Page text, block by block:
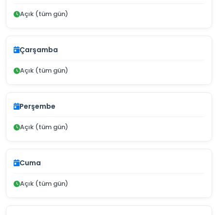
Açık (tüm gün)
Çarşamba
Açık (tüm gün)
Perşembe
Açık (tüm gün)
Cuma
Açık (tüm gün)